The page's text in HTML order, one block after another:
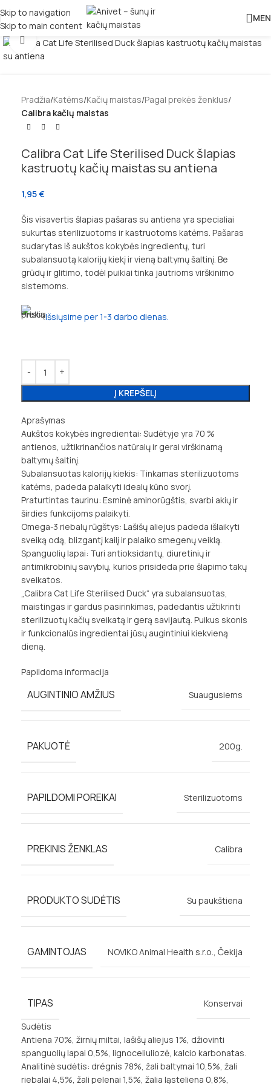
Skip to navigation
Skip to main content
Padidinti
Pradžia Katėms Kačių maistas Pagal prekės ženklus
Calibra kačių maistas
Calibra Cat Life Sterilised Duck šlapias
kastruotų kačių maistas su antiena
1,95€
Šis visavertis šlapias pašaras su antiena yra specialiai
sukurtas sterilizuotoms ir kastruotoms katėms. Pašaras
sudarytas iš aukštos kokybės ingredientų, turi
subalansuotą kalorijų kiekį ir vieną baltymų šaltinį. Be
grūdų ir glitimo, todėl puikiai tinka jautrioms virškinimo
sistemoms.
Išsiųsime per 1-3 darbo dienas.
Į KREPŠELĮ
Aprašymas
Aukštos kokybės ingredientai: Sudėtyje yra 70 %
antienos, užtikrinančios natūralų ir gerai virškinamą
baltymų šaltinį.
Subalansuotas kalorijų kiekis: Tinkamas sterilizuotoms
katėms, padeda palaikyti idealų kūno svorį.
Praturtintas taurinu: Esminė aminorūgštis, svarbi akių ir
širdies funkcijoms palaikyti.
Omega-3 riebalų rūgštys: Lašišų aliejus padeda išlaikyti
sveiką odą, blizgantį kailį ir palaiko smegenų veiklą.
Spanguolių lapai: Turi antioksidantų, diuretinių ir
antimikrobinių savybių, kurios prisideda prie šlapimo takų
sveikatos.
„Calibra Cat Life Sterilised Duck“ yra subalansuotas,
maistingas ir gardus pasirinkimas, padedantis užtikrinti
sterilizuotų kačių sveikatą ir gerą savijautą. Puikus skonis
ir funkcionalūs ingredientai jūsų augintiniui kiekvieną
dieną.
Papildoma informacija
AUGINTINIO AMŽIUS Suaugusiems
PAKUOTĖ 200g.
PAPILDOMI POREIKAI Sterilizuotoms
PREKINIS ŽENKLAS Calibra
PRODUKTO SUDĖTIS Su paukštiena
GAMINTOJAS NOVIKO Animal Health s.r.o., Čekija
TIPAS
Konservai
Sudėtis
Antiena 70%, žirnių miltai, lašišų aliejus 1%, džiovinti
spanguolių lapai 0,5%, lignoceliuliozė, kalcio karbonatas.
Analitinė sudėtis: drégnis 78%, žali baltymai 10,5%, žali
riebalai 4,5%, žali pelenai 1,5%, žalia ląsteliena 0,8%,